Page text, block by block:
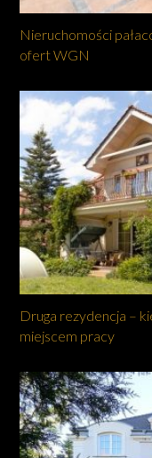
Nieruchomości
ofert WGN
Druga rezydencja –
miejscem pracy